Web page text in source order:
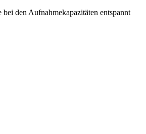
den Aufnahmekapazitäten entspannt